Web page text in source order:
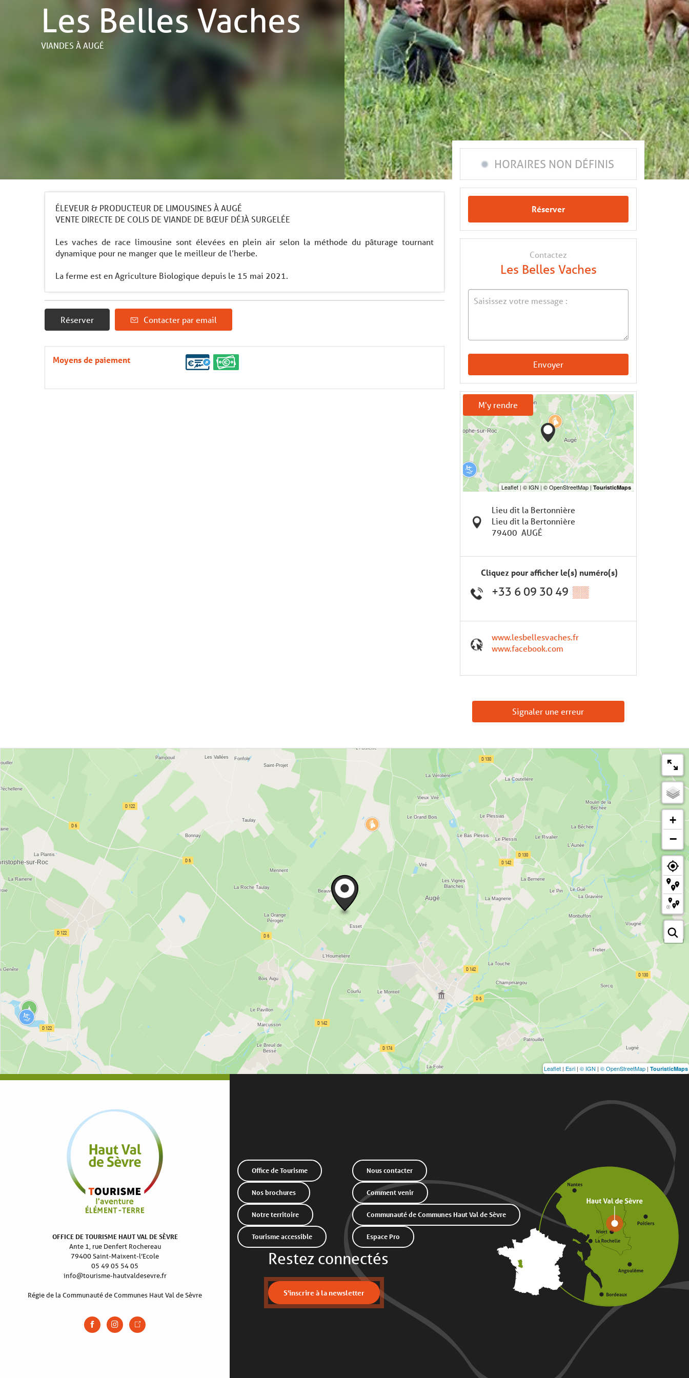
Les Belles Vaches
VIANDES À AUGÉ
ÉLEVEUR & PRODUCTEUR DE LIMOUSINES À AUGÉ
VENTE DIRECTE DE COLIS DE VIANDE DE BŒUF DÉJÀ SURGELÉE
Les vaches de race limousine sont élevées en plein air selon la méthode du pâturage tournant
dynamique pour ne manger que le meilleur de l’herbe.
La ferme est en Agriculture Biologique depuis le 15 mai 2021.
Réserver Contacter par email
Moyens de paiement
HORAIRES NON DÉFINIS
Réserver
Contactez
Les Belles Vaches
Envoyer
M'y rendre
Lieu dit la Bertonnière
Lieu dit la Bertonnière
79400 AUGÉ
Cliquez pour afficher le(s) numéro(s)
+33 6 09 30 49 ▒▒
www.lesbellesvaches.fr
www.facebook.com
Signaler une erreur
+
−
Leaflet | Esri | © IGN | © OpenStreetMap | TouristicMaps
OFFICE DE TOURISME HAUT VAL DE SÈVRE
Ante 1, rue Denfert Rochereau
79400 Saint-Maixent-l’Ecole
05 49 05 54 05
info@tourisme-hautvaldesevre.fr
Régie de la Communauté de Communes Haut Val de Sèvre
Office de Tourisme Nous contacter
Nos brochures Comment venir
Notre territoire Communauté de Communes Haut Val de Sèvre
Tourisme accessible Espace Pro
Restez connectés
S'inscrire à la newsletter